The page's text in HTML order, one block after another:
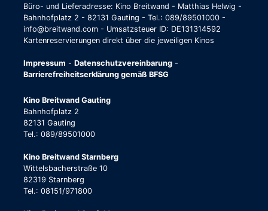
Büro- und Lieferadresse: Kino Breitwand - Matthias Helwig -
Bahnhofplatz 2 - 82131 Gauting - Tel.: 089/89501000 -
info@breitwand.com - Umsatzsteuer ID: DE131314592
Kartenreservierungen direkt über die jeweiligen Kinos
Impressum - Datenschutzvereinbarung -
Barrierefreiheitserklärung gemäß BFSG
Kino Breitwand Gauting
Bahnhofplatz 2
82131 Gauting
Tel.: 089/89501000
Kino Breitwand Starnberg
Wittelsbacherstraße 10
82319 Starnberg
Tel.: 08151/971800